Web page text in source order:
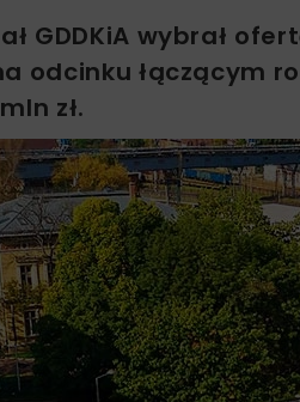
GDDKiA wybrał
odcinku łączącym
zł.